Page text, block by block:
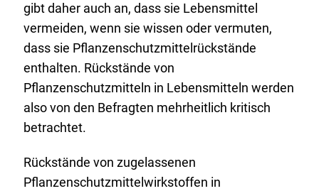
gibt daher auch an, dass sie Lebensmittel
vermeiden, wenn sie wissen oder vermuten,
dass sie Pflanzenschutzmittelrückstände
enthalten. Rückstände von
Pflanzenschutzmitteln in Lebensmitteln werden
also von den Befragten mehrheitlich kritisch
betrachtet.
Rückstände von zugelassenen
Pflanzenschutzmittelwirkstoffen in